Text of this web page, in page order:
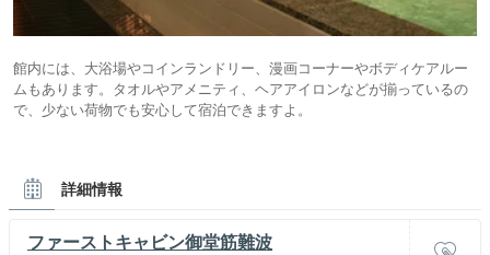
館内には、大浴場やコインランドリー、漫画コーナーやボディケアルー
ムもあります。タオルやアメニティ、ヘアアイロンなどが揃っているの
で、少ない荷物でも安心して宿泊できますよ。
詳細情報
ファーストキャビン御堂筋難波